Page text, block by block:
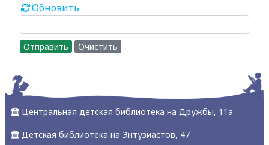
Обновить
Отправить Очистить
Центральная детская библиотека на Дружбы, 11а
Детская библиотека на Энтузиастов, 47